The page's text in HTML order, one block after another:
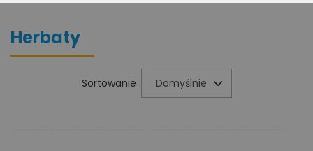
Herbaty
Sortowanie : Domyślnie